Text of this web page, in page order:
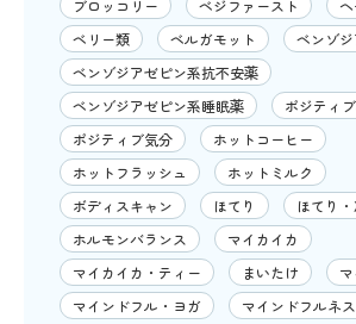
ブロッコリー
ベジファースト
ベリー類
ベルガモット
ベンゾ
ベンゾジアゼピン系抗不安薬
ベンゾジアゼピン系睡眠薬
ポジティ
ポジティブ気分
ホットコーヒー
ホットフラッシュ
ホットミルク
ボディスキャン
ほてり
ほてり・
ホルモンバランス
マイカイカ
マイカイカ・ティー
まいたけ
マインドフル・ヨガ
マインドフルネス